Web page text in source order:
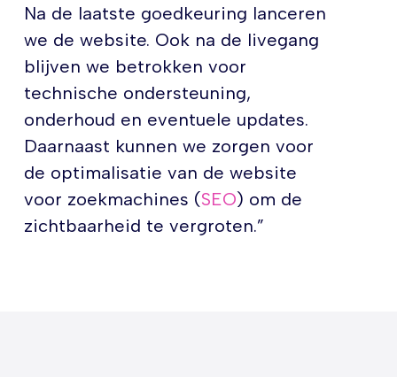
Na de laatste goedkeuring lanceren
we de website. Ook na de livegang
blijven we betrokken voor
technische ondersteuning,
onderhoud en eventuele updates.
Daarnaast kunnen we zorgen voor
de optimalisatie van de website
voor zoekmachines (SEO) om de
zichtbaarheid te vergroten.”